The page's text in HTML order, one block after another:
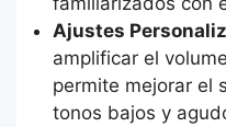
Ajustes
amplificar el
permite mejorar el
tonos bajos y